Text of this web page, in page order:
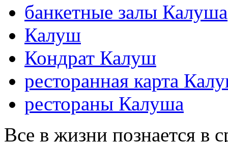
банкетные залы Калуша
Калуш
Кондрат Калуш
ресторанная карта
рестораны Калуша
Все в жизни познается в